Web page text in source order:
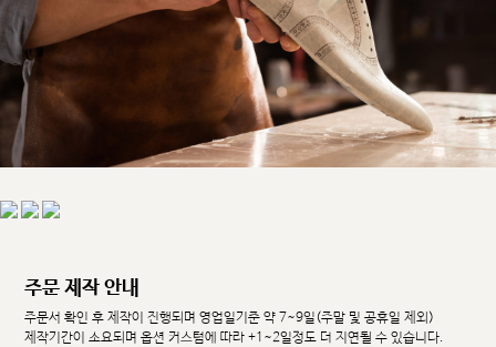
주문 제작 안내
주문서 확인 후 제작이 진행되며 영업일기준 약 7~9일(주말 및 공휴일 제외)
제작기간이 소요되며 옵션 커스텀에 따라 +1~2일정도 더 지연될 수 있습니다.